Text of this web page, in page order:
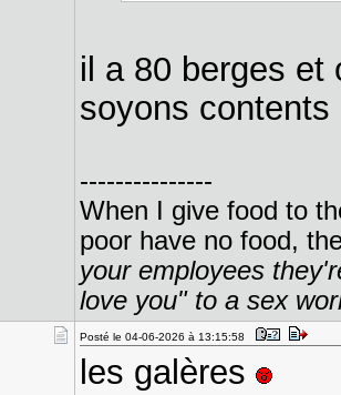
il a 80 berges et
soyons
---------------
When I give food to
poor have no food,
your employees
love you" to a sex
Posté le 04-06-2026 à 13:15:58
les galères